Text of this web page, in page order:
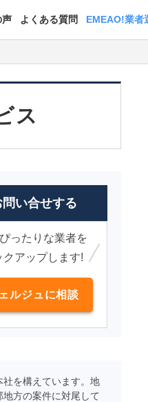
声 よくある質問 EMEAO!業者
ス
い合せする
ったりな業者を
クアップします!
ルジュに相談
を構えています。地
方の案件に対尾して